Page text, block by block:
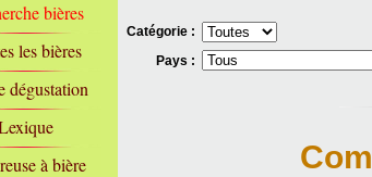
bières
les bières
dégustation
à bière
Catégorie :
Pays :